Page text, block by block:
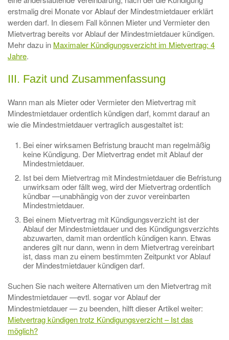
erstmalig drei Monate vor Ablauf der Mindestmietdauer erklärt
werden darf. In diesem Fall können Mieter und Vermieter den
Mietvertrag bereits vor Ablauf der Mindestmietdauer kündigen.
Mehr dazu in Maximaler Kündigungsverzicht im Mietvertrag: 4
Jahre.
III. Fazit und Zusammenfassung
Wann man als Mieter oder Vermieter den Mietvertrag mit
Mindestmietdauer ordentlich kündigen darf, kommt darauf an
wie die Mindestmietdauer vertraglich ausgestaltet ist:
Bei einer wirksamen Befristung braucht man regelmäßig
keine Kündigung. Der Mietvertrag endet mit Ablauf der
Mindestmietdauer.
Ist bei dem Mietvertrag mit Mindestmietdauer die Befristung
unwirksam oder fällt weg, wird der Mietvertrag ordentlich
kündbar —unabhängig von der zuvor vereinbarten
Mindestmietdauer.
Bei einem Mietvertrag mit Kündigungsverzicht ist der
Ablauf der Mindestmietdauer und des Kündigungsverzichts
abzuwarten, damit man ordentlich kündigen kann. Etwas
anderes gilt nur dann, wenn in dem Mietvertrag vereinbart
ist, dass man zu einem bestimmten Zeitpunkt vor Ablauf
der Mindestmietdauer kündigen darf.
Suchen Sie nach weitere Alternativen um den Mietvertrag mit
Mindestmietdauer —evtl. sogar vor Ablauf der
Mindestmietdauer — zu beenden, hilft dieser Artikel weiter:
Mietvertrag kündigen trotz Kündigungsverzicht – Ist das
möglich?